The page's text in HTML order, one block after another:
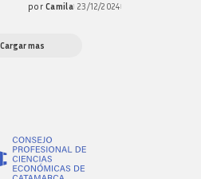
Posted
por Camila 23/12/2024
Cargar mas